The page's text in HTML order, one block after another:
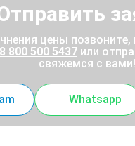
цены позвоните,
8 800 500 5437 или
свяжемся с вами!
Whatsapp